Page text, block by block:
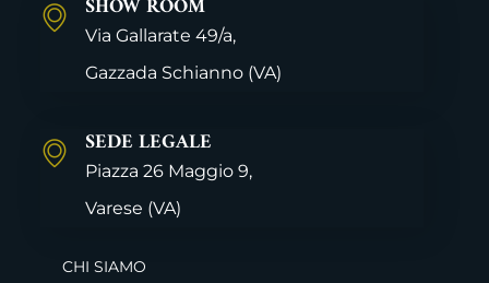
SHOW ROOM
Via Gallarate 49/a,
Gazzada Schianno (VA)
SEDE LEGALE
Piazza 26 Maggio 9,
Varese (VA)
CHI SIAMO